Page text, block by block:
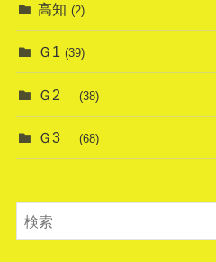
高知 (2)
Ｇ1 (39)
Ｇ2 (38)
Ｇ3 (68)